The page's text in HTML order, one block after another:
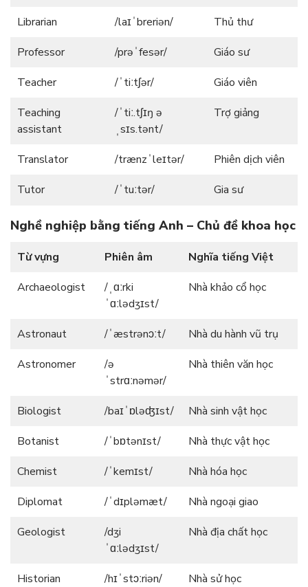
Librarian
/laɪˈbreriən/
Thủ thư
Professor
/prəˈfesər/
Giáo sư
Teacher
/ˈtiːtʃər/
Giáo viên
Teaching
assistant
/ˈtiː.tʃɪŋ ə
ˌsɪs.tənt/
Trợ giảng
Translator /trænzˈleɪtər/
Phiên dịch viên
Tutor
/ˈtuːtər/ Gia sư
Nghề nghiệp bằng tiếng Anh – Chủ đề khoa học
Từ vựng Phiên âm
Nghĩa tiếng Việt
Archaeologist
/ˌɑːrki
ˈɑːlədʒɪst/
Nhà khảo cổ học
Astronaut /ˈæstrənɔːt/
Nhà du hành vũ trụ
Astronomer
/ə
ˈstrɑːnəmər/
Nhà thiên văn học
Biologist /baɪˈɒləʤɪst/
Nhà sinh vật học
Botanist
/ˈbɒtənɪst/
Nhà thực vật học
Chemist
/ˈkemɪst/
Nhà hóa học
Diplomat
/ˈdɪpləmæt/
Nhà ngoại giao
Geologist
/dʒi
ˈɑːlədʒɪst/
Nhà địa chất học
Historian /hɪˈstɔːriən/
Nhà sử học